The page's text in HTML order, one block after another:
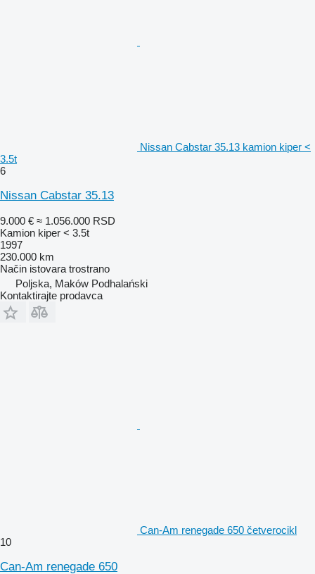
Nissan Cabstar 35.13 kamion kiper <
3.5t
6
Nissan Cabstar 35.13
9.000 € ≈ 1.056.000 RSD
Kamion kiper < 3.5t
1997
230.000 km
Način istovara trostrano
Poljska, Maków Podhalański
Kontaktirajte prodavca
Can-Am renegade 650 četverocikl
10
Can-Am renegade 650